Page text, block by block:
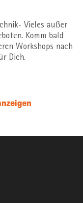
Vieles außer
Komm bald
Workshops nach
Dich.